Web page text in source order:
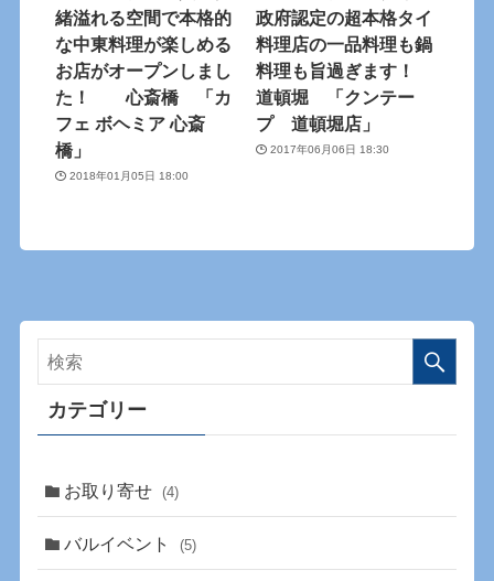
緒溢れる空間で本格的
な中東料理が楽しめる
お店がオープンしまし
た！ 心斎橋 「カ
フェ ボヘミア 心斎
橋」
2018年01月05日 18:00
政府認定の超本格タイ
料理店の一品料理も鍋
料理も旨過ぎます！
道頓堀 「クンテー
プ 道頓堀店」
2017年06月06日 18:30
カテゴリー
お取り寄せ (4)
バルイベント (5)